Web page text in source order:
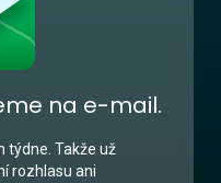
na e-mail.
týdne. Takže už
rozhlasu ani